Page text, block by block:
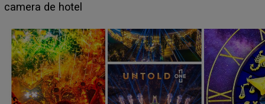
faptului împlinit, A RECUNOSCUT IMEDIAT: "Am